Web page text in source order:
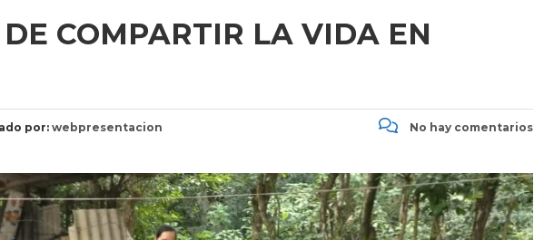
COMPARTIR LA VIDA EN
por:webpresentacion
No hay comentarios